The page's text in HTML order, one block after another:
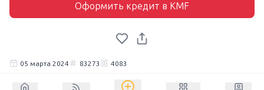
Оформить кредит в KMF
05 марта 2024 83273 4083